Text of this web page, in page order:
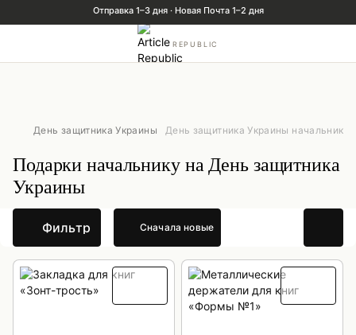
REPUBLIC
День защитника Украины День защитника Украины начальнику
Подарки начальнику на День защитника
Украины
Фильтр Сначала новые